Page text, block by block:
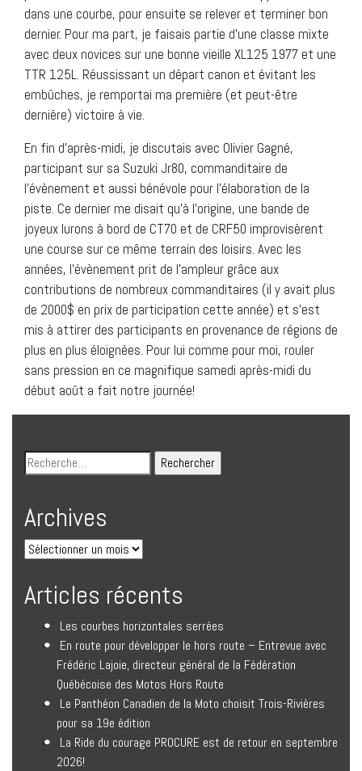
dans une courbe, pour ensuite se relever et terminer bon
dernier. Pour ma part, je faisais partie d’une classe mixte
avec deux novices sur une bonne vieille XL125 1977 et une
TTR 125L. Réussissant un départ canon et évitant les
embûches, je remportai ma première (et peut-être
dernière) victoire à vie.
En fin d’après-midi, je discutais avec Olivier Gagné,
participant sur sa Suzuki Jr80, commanditaire de
l’évènement et aussi bénévole pour l’élaboration de la
piste. Ce dernier me disait qu’à l’origine, une bande de
joyeux lurons à bord de CT70 et de CRF50 improvisèrent
une course sur ce même terrain des loisirs. Avec les
années, l’évènement prit de l’ampleur grâce aux
contributions de nombreux commanditaires (il y avait plus
de 2000$ en prix de participation cette année) et s’est
mis à attirer des participants en provenance de régions de
plus en plus éloignées. Pour lui comme pour moi, rouler
sans pression en ce magnifique samedi après-midi du
début août a fait notre journée!
Archives
Articles récents
Les courbes horizontales serrées
En route pour développer le hors route – Entrevue avec
Frédéric Lajoie, directeur général de la Fédération
Québécoise des Motos Hors Route
Le Panthéon Canadien de la Moto choisit Trois-Rivières
pour sa 19e édition
La Ride du courage PROCURE est de retour en septembre
2026!